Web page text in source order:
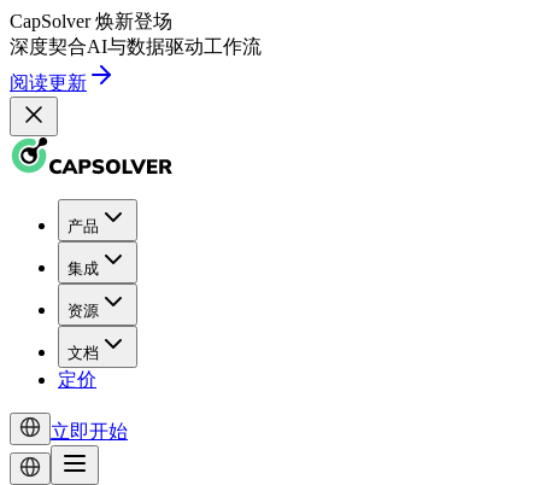
CapSolver 焕新登场
深度契合AI与数据驱动工作流
阅读更新
产品
集成
资源
文档
定价
立即开始